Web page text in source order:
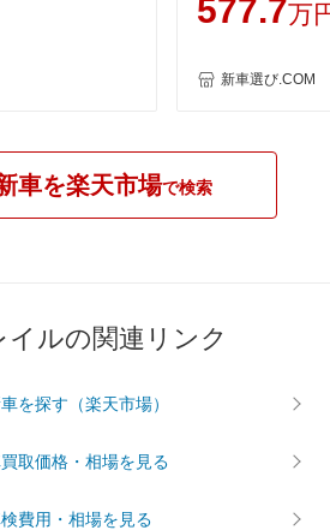
577.7万
新車選び.COM
車を楽天市場で検索
イルの関連リンク
を探す（楽天市場）
取価格・相場を見る
費用・相場を見る